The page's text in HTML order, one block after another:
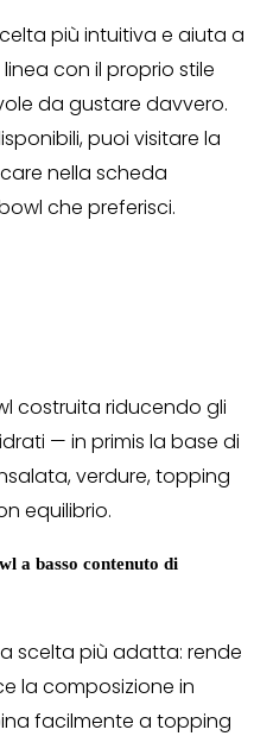
più intuitiva e aiuta a
con il proprio stile
da gustare davvero.
puoi visitare la
nella scheda
che preferisci.
costruita riducendo gli
— in primis la base di
verdure, topping
equilibrio.
a basso contenuto di
scelta più adatta: rende
la composizione in
facilmente a topping